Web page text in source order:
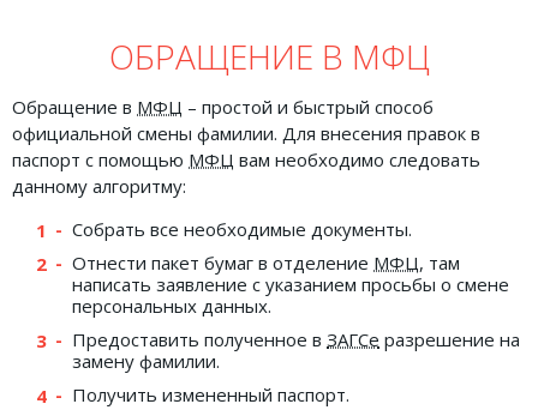
ОБРАЩЕНИЕ В МФЦ
Обращение в МФЦ – простой и быстрый способ
официальной смены фамилии. Для внесения правок в
паспорт с помощью МФЦ вам необходимо следовать
данному алгоритму:
Собрать все необходимые документы.
Отнести пакет бумаг в отделение МФЦ, там
написать заявление с указанием просьбы о смене
персональных данных.
Предоставить полученное в ЗАГСе разрешение на
замену фамилии.
Получить измененный паспорт.